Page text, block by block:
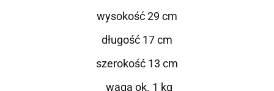
wysokość 29 cm
długość 17 cm
szerokość 13 cm
waga ok. 1 kg